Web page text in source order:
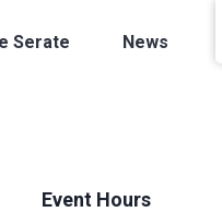
Serate News
Event Hours